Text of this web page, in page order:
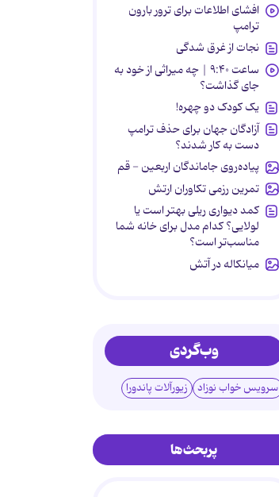
افشای اطلاعات برای ترور بارون
ترامپ
نجات از غرق شدگی
ساعت ۹:۴۰ | چه میراثی از خود به
جای گذاشت؟
یک کودک دو چهره!
آزادگان جهان برای حذف ترامپ
دست به کار شدند؟
پیاده‌روی جاماندگان اربعین - قم
تمرین رزمی تکاوران ارتش
کمد دیواری ریلی بهتر است یا
لولایی؟ کدام مدل برای خانه شما
مناسب‌تر است؟
میانکاله در آتش
وب‌گردی
سرویس خواب نوزاد زیورآلات پاندورا
پربحث‌ها